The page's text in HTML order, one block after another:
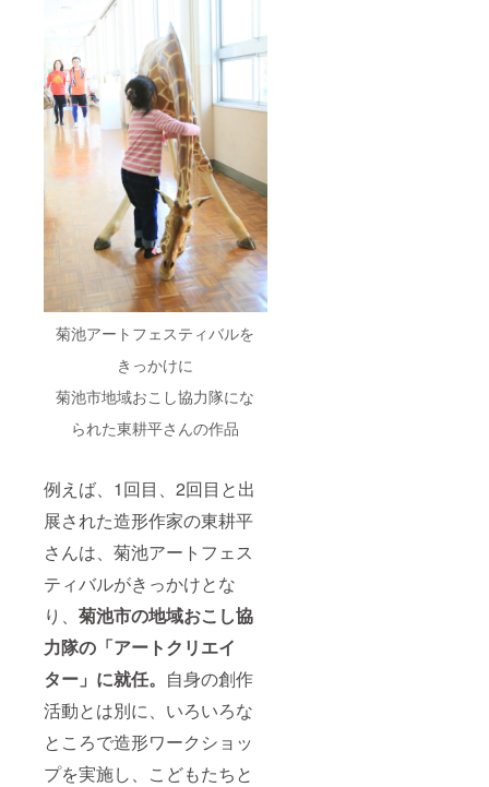
菊池アートフェスティバルを
きっかけに
菊池市地域おこし協力隊にな
られた東耕平さんの作品
例えば、1回目、2回目と出
展された造形作家の東耕平
さんは、菊池アートフェス
ティバルがきっかけとな
り、 菊池市の地域おこし協
力隊の「アートクリエイ
ター」に就任。 自身の創作
活動とは別に、いろいろな
ところで造形ワークショッ
プを実施し、こどもたちと